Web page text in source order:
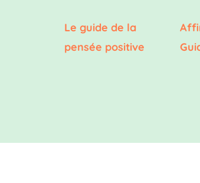
Le guide de la
pensée positive